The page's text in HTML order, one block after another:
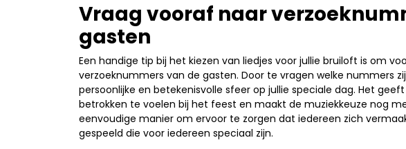
Vraag vooraf naar
gasten
Een handige tip bij het kiezen van liedjes voor jullie bruiloft is om
verzoeknummers van de gasten. Door te vragen welke nummers
persoonlijke en betekenisvolle sfeer op jullie speciale dag. Het
betrokken te voelen bij het feest en maakt de muziekkeuze nog
eenvoudige manier om ervoor te zorgen dat iedereen zich
gespeeld die voor iedereen speciaal zijn.